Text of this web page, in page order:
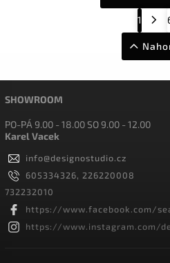
1
SHOWROOM
PO-PÁ 9.00 - 18.00 SO 9.00 - 12.00
Karel Vacek
info@designostudio.cz
605334326, 226220008
732232010
https://www.facebook.com/
https://www.instagram.com/